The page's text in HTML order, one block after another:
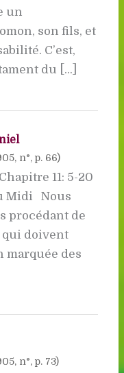
un
son fils, et
C’est,
du [...]
, n°, p. 66)
11: 5-20
Midi Nous
procédant de
qui doivent
marquée des
, n°, p. 73)